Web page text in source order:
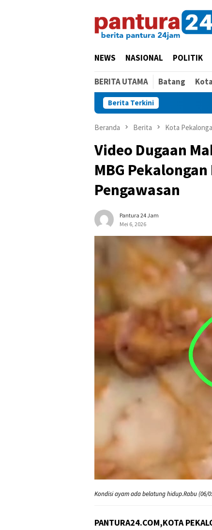
NEWS NASIONAL POLITIK
BERITA UTAMA Batang
Berita Terkini
Beranda Berita Kota
Video Dugaan
MBG
Pengawasan
Pantura 24 Jam
Mei 6, 2026
Kondisi ayam ada belatung hidup.Rabu (06/
PANTURA24.COM,KOTA